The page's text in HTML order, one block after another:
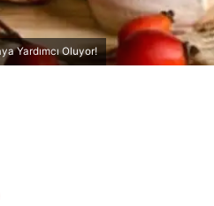
Yardımcı Oluyor!